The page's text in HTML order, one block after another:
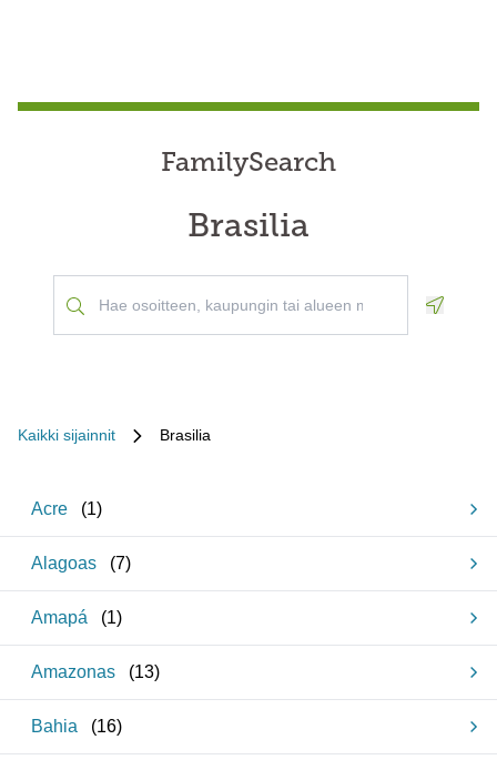
FamilySearch
Brasilia
Kaikki sijainnit Brasilia
Acre (1)
Alagoas (7)
Amapá (1)
Amazonas (13)
Bahia (16)